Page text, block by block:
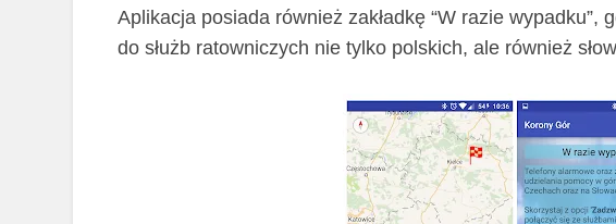
Aplikacja posiada również zakładkę “W razie wypadku”,
do służb ratowniczych nie tylko polskich, ale również